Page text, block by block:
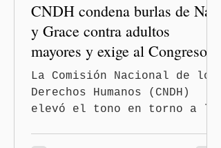
CNDH condena burlas de Nay
y Grace contra adultos
mayores y exige al Congreso
frenar discursos
discriminatorios
La Comisión Nacional de los
Derechos Humanos (CNDH)
elevó el tono en torno a la